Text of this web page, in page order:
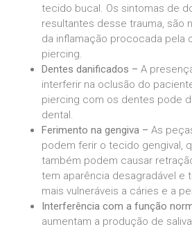
tecido bucal. Os sintomas de
resultantes desse trauma, são
da inflamação prococada pela
piercing.
Dentes danificados – A
interferir na oclusão do
piercing com os dentes pode
dental.
Ferimento na gengiva – As
podem ferir o tecido gengival,
também podem causar
tem aparência desagradável e
mais vulneráveis a cáries e a
Interferência com a função
aumentam a produção de